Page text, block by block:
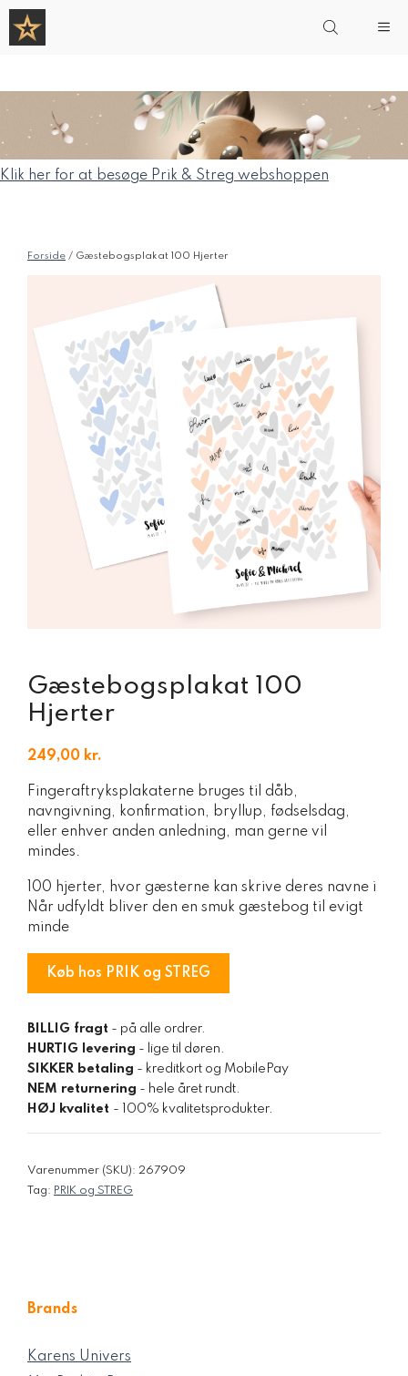
Hop
indhold
Klik her for at besøge Prik & Streg webshoppen
Forside / Gæstebogsplakat 100 Hjerter
Gæstebogsplakat 100
Hjerter
249,00 kr.
Fingeraftryksplakaterne bruges til dåb,
navngivning, konfirmation, bryllup, fødselsdag,
eller enhver anden anledning, man gerne vil
mindes.
100 hjerter, hvor gæsterne kan skrive deres navne i
Når udfyldt bliver den en smuk gæstebog til evigt
minde
Køb hos PRIK og STREG
BILLIG fragt - på alle ordrer.
HURTIG levering - lige til døren.
SIKKER betaling - kreditkort og MobilePay
NEM returnering - hele året rundt.
HØJ kvalitet - 100% kvalitetsprodukter.
Varenummer (SKU): 267909
Tag: PRIK og STREG
Brands
Karens Univers